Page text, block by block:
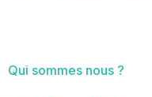
Qui sommes nous ?